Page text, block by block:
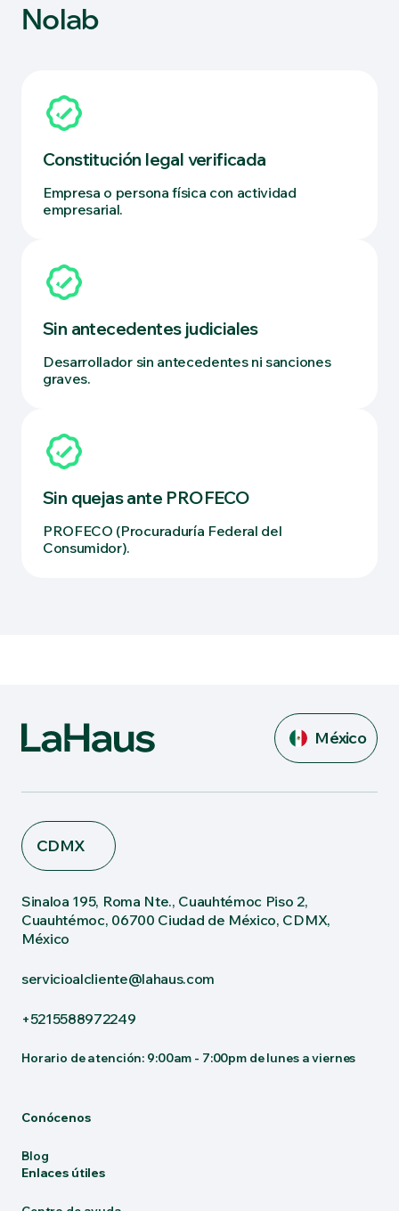
Nolab
Constitución legal verificada
Empresa o persona física con actividad
empresarial.
Sin antecedentes judiciales
Desarrollador sin antecedentes ni sanciones
graves.
Sin quejas ante PROFECO
PROFECO (Procuraduría Federal del
Consumidor).
México
CDMX
Sinaloa 195, Roma Nte., Cuauhtémoc Piso 2,
Cuauhtémoc, 06700 Ciudad de México, CDMX,
México
servicioalcliente@lahaus.com
+5215588972249
Horario de atención: 9:00am - 7:00pm de lunes a viernes
Conócenos
Blog
Enlaces útiles